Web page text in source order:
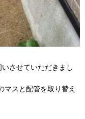
させていただきまし
マスと配管を取り替え